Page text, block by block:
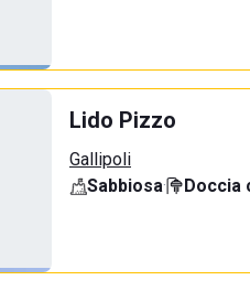
Lido Pizzo
Gallipoli
Sabbiosa· Doccia